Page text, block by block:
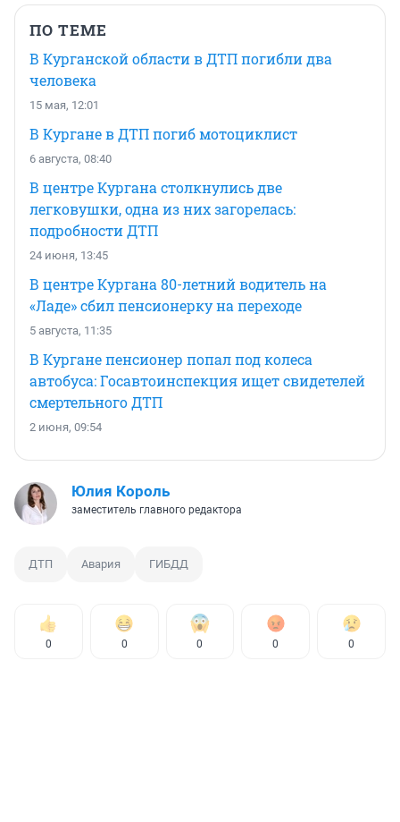
ПО ТЕМЕ
В Курганской области в ДТП погибли два
человека
15 мая, 12:01
В Кургане в ДТП погиб мотоциклист
6 августа, 08:40
В центре Кургана столкнулись две
легковушки, одна из них загорелась:
подробности ДТП
24 июня, 13:45
В центре Кургана 80-летний водитель на
«Ладе» сбил пенсионерку на переходе
5 августа, 11:35
В Кургане пенсионер попал под колеса
автобуса: Госавтоинспекция ищет свидетелей
смертельного ДТП
2 июня, 09:54
Юлия Король
заместитель главного редактора
ДТП Авария ГИБДД
0 0 0 0 0